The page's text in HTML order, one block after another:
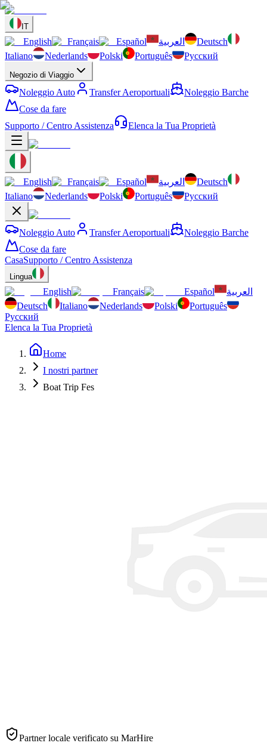
IT
English Français Español العربية
Deutsch
Italiano
Nederlands Polski Português Русский
Negozio di Viaggio
Noleggio Auto Transfer Aeroportuali
Noleggio Barche
Cose da fare
Supporto / Centro Assistenza
Elenca la Tua Proprietà
English Français Español العربية
Deutsch
Italiano
Nederlands Polski Português Русский
Noleggio Auto Transfer Aeroportuali
Noleggio Barche
Cose da fare
CasaSupporto / Centro Assistenza
Lingua
English Français Español
العربية
Deutsch
Italiano Nederlands Polski
Português
Русский
Elenca la Tua Proprietà
Home
I nostri partner
Boat Trip Fes
Partner locale verificato su MarHire